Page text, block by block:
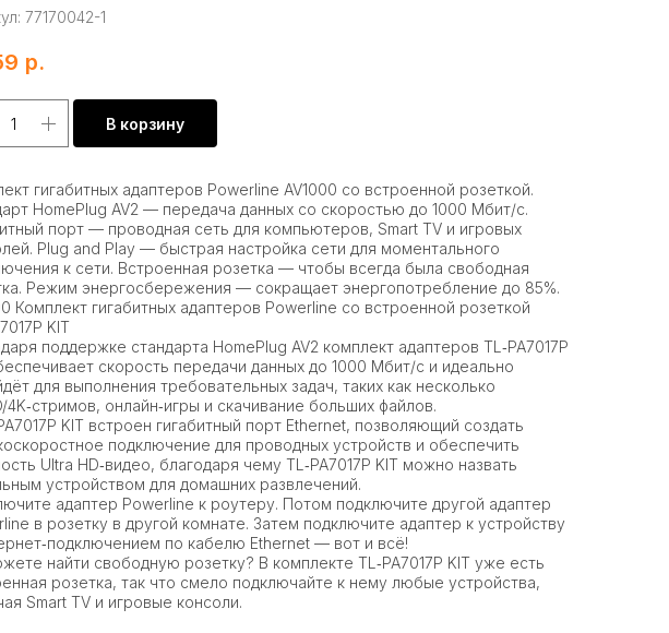
77170042-1
р.
В корзину
гигабитных адаптеров Powerline AV1000 со встроенной розеткой.
HomePlug AV2 — передача данных со скоростью до 1000 Мбит/с.
порт — проводная сеть для компьютеров, Smart TV и игровых
Plug and Play — быстрая настройка сети для моментального
к сети. Встроенная розетка — чтобы всегда была свободная
Режим энергосбережения — сокращает энергопотребление до 85%.
Комплект гигабитных адаптеров Powerline со встроенной розеткой
KIT
поддержке стандарта HomePlug AV2 комплект адаптеров TL‑PA7017P
скорость передачи данных до 1000 Мбит/с и идеально
для выполнения требовательных задач, таких как несколько
4K‑стримов, онлайн‑игры и скачивание больших файлов.
KIT встроен гигабитный порт Ethernet, позволяющий создать
подключение для проводных устройств и обеспечить
Ultra HD‑видео, благодаря чему TL‑PA7017P KIT можно назвать
устройством для домашних развлечений.
адаптер Powerline к роутеру. Потом подключите другой адаптер
в розетку в другой комнате. Затем подключите адаптер к устройству
по кабелю Ethernet — вот и всё!
найти свободную розетку? В комплекте TL‑PA7017P KIT уже есть
розетка, так что смело подключайте к нему любые устройства,
Smart TV и игровые консоли.